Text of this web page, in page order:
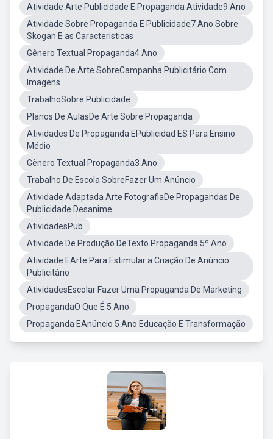
Atividade Arte Publicidade E Propaganda Atividade9 Ano
Atividade Sobre Propaganda E Publicidade7 Ano Sobre
Skogan E as Caracteristicas
Gênero Textual Propaganda4 Ano
Atividade De Arte SobreCampanha Publicitário Com
Imagens
TrabalhoSobre Publicidade
Planos De AulasDe Arte Sobre Propaganda
Atividades De Propaganda EPublicidad ES Para Ensino
Médio
Gênero Textual Propaganda3 Ano
Trabalho De Escola SobreFazer Um Anúncio
Atividade Adaptada Arte FotografiaDe Propagandas De
Publicidade Desanime
AtividadesPub
Atividade De Produção DeTexto Propaganda 5º Ano
Atividade EArte Para Estimular a Criação De Anúncio
Publicitário
AtividadesEscolar Fazer Uma Propaganda De Marketing
PropagandaO Que É 5 Ano
Propaganda EAnúncio 5 Ano Educação E Transformação